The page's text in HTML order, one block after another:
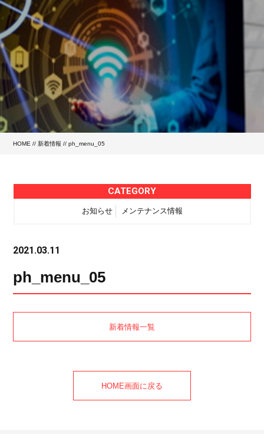
HOME //新着情報 // ph_menu_05
CATEGORY
お知らせ メンテナンス情報
2021.03.11
ph_menu_05
新着情報一覧
HOME画面に戻る